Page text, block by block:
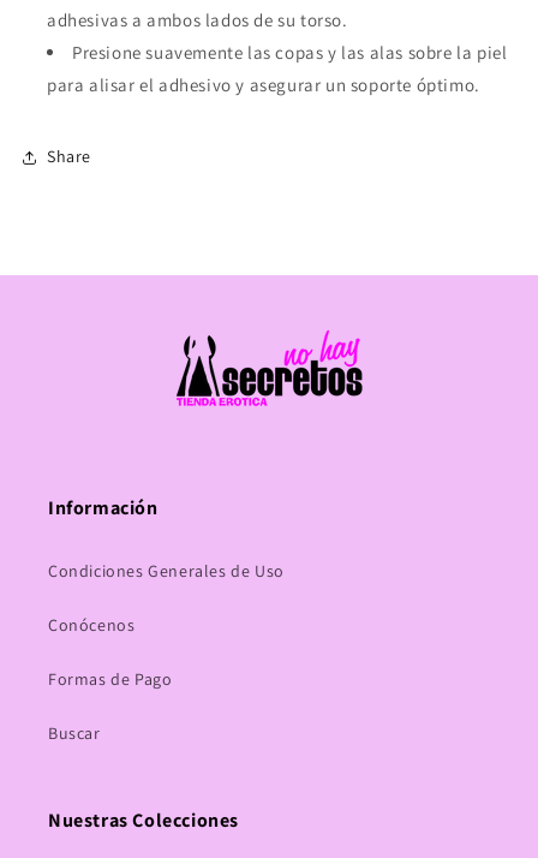
adhesivas a ambos lados de su torso.
Presione suavemente las copas y las alas sobre la piel
para alisar el adhesivo y asegurar un soporte óptimo.
Share
Información
Condiciones Generales de Uso
Conócenos
Formas de Pago
Buscar
Nuestras Colecciones